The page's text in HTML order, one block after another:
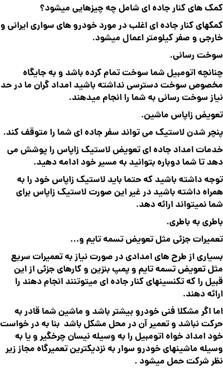
کمک های کنار جاده ای شامل چه چیزهایی میشود؟
کمکهای کنار جاده ای اغلب در مورد خودرو های سواری ایرانی و
خارجی و صفر کیلومتر اعمال میشود.
سوخت رسانی.
چنانچه اتومبیل شما سوخت تمام کرده باشد و به جایگاه
مخصوص سوخت دسترسی نداشته باشید امداد گران ما در حد
نیاز سوخت رسانی به شما را انجام میدهند.
تعویض زاپاس ماشین.
پنچر شدن لاستیک می تواند سفر جاده ای شما را متوقف کند.
خدمات امداد جاده ای تعویض لاستیک زاپاس را پوشش می
دهد تا شما دوباره بتوانید به مسیر خود ادامه دهید.
توجه داشته باشید که حتما باید لاستیک زاپاس خود را به
همراه داشته باشید در غیر این صورت لاستیک زاپاس برای
شما نمیتواند ارائه دهد.
باطری به باطری.
تعمیرات جزئی مثل تعویض تسمه تایم و…
بسیاری از طرح های امدادی در صورت نیاز به تعمیرات سریع
مثل تعویض تسمه تایم و پمپ بنزین و کارهای جزئی از این
قبیل را که تکنسینهای کنار جاده ای میتوتنند انجام دهند را
ارائه دهند.
اما اگر مشکلا فنی خودرو بیشتر باشد و ماشین شما قادر به
حرکت نباشد و تعمیر آن در محل مشکل باشد بنا به در خواست
خود امداد خواه اتومبیل را به وسیله نیسان چرخگیر و یا به
وسیله ماشینهای خودرو سوار به نزدیکترین تعمیرگاه مجاز زیر
نظر شرکت حمل میشود .